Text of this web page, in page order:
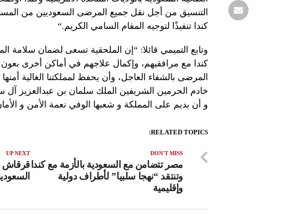
التنسيق من أجل نقل جميع المرضى السعوديين من
كندا تنفيذًا لتوجيه المقام السامي الكريم.
“
وتابع التميمي قائلا: “إن الملحقية تسعى لضمان سلامة
كندا مع مرافقيهم، وإكمال علاجهم في أماكن أخرى
المرضى بالشفاء العاجل، وأن يحفظ لمملكتنا الغالية
خادم الحرمين الشريفين الملك سلمان بن عبدالعزيز
و أن يديم على المملكة و شعبها الوفي نعمة الأمن و
RELATED TOPICS:
UP NEXT
قرقاش
DON'T MISS
مصر تتضامن مع السعودية بالأزمة مع كندا
وتنتقد “نهجا سلبيا” لأطراف دولية
وإقليمية